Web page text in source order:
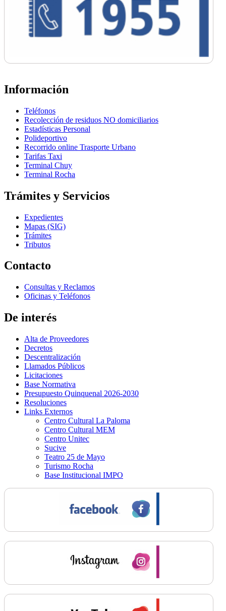
Información
Teléfonos
Recolección de residuos NO domiciliarios
Estadísticas Personal
Polideportivo
Recorrido online Trasporte Urbano
Tarifas Taxi
Terminal Chuy
Terminal Rocha
Trámites y Servicios
Expedientes
Mapas (SIG)
Trámites
Tributos
Contacto
Consultas y Reclamos
Oficinas y Teléfonos
De interés
Alta de Proveedores
Decretos
Descentralización
Llamados Públicos
Licitaciones
Base Normativa
Presupuesto Quinquenal 2026-2030
Resoluciones
Links Externos
Centro Cultural La Paloma
Centro Cultural MEM
Centro Unitec
Sucive
Teatro 25 de Mayo
Turismo Rocha
Base Institucional IMPO